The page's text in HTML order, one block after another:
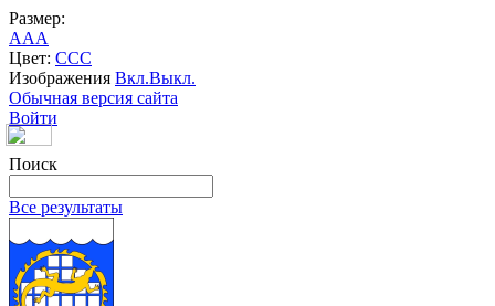
Размер:
AAA
Цвет: CCC
Изображения Вкл.Выкл.
Обычная версия сайта
Войти
Поиск
Все результаты